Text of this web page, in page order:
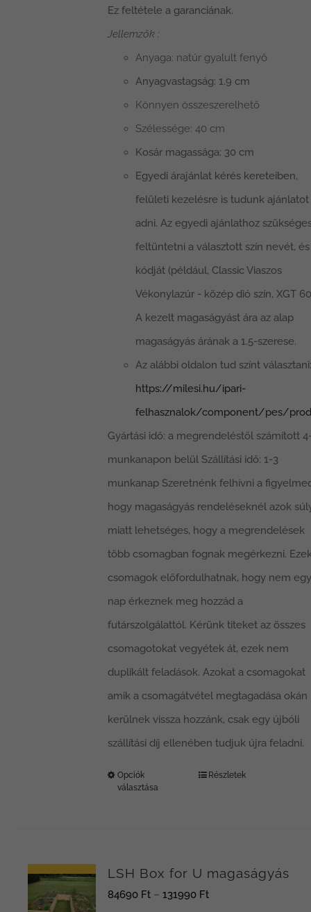
Ez feltétele a garanciának.
Jellemzők :
Anyaga: natúr gyalult fenyő
Anyagvastagság: 1.9 cm
Könnyen összeszerelhető
Szélessége: 40 cm
Kosár magassága: 30 cm
Egyedi árajánlat kérés kereteiben,
felületi kezelésre is tudunk ajánlatot
adni. Az egyedi ajánlathoz
feltüntetni a választott szín nevét, és
kódját (például, Classic Viaszos
Vékonylazúr - közép dió szín, XGT
A kezelt magaságyást ára az alap
magaságyás árának a 1.5-szerese.
Az alábbi oldalon tud színt választani:
https://milesi.hu/ipari-
felhasznalok/component/pes/
Gyártási idő: a megrendeléstől számított
munkanapon belül Szállítási idő: 1-3
munkanap Szeretnénk felhívni a
hogy magaságyás rendeléseknél azok
miatt lehetséges, hogy a megrendelések
több csomagban fognak megérkezni.
csomagok előfordulhatnak, hogy nem egy
nap érkeznek meg hozzád a
futárszolgálattól. Kérünk titeket az összes
csomagotokat vegyétek át, ezek nem
duplikált feladások. Azokat a csomagokat
amik a csomagátvétel megtagadása okán
kerülnek vissza hozzánk, csak egy újbóli
szállítási díj ellenében tudjuk újra feladni.
Opciók
választása
Ennek
variációja
van.
Részletek
LSH Box for U magaságyás
84690 Ft – 131990 FtÁrtartomány: